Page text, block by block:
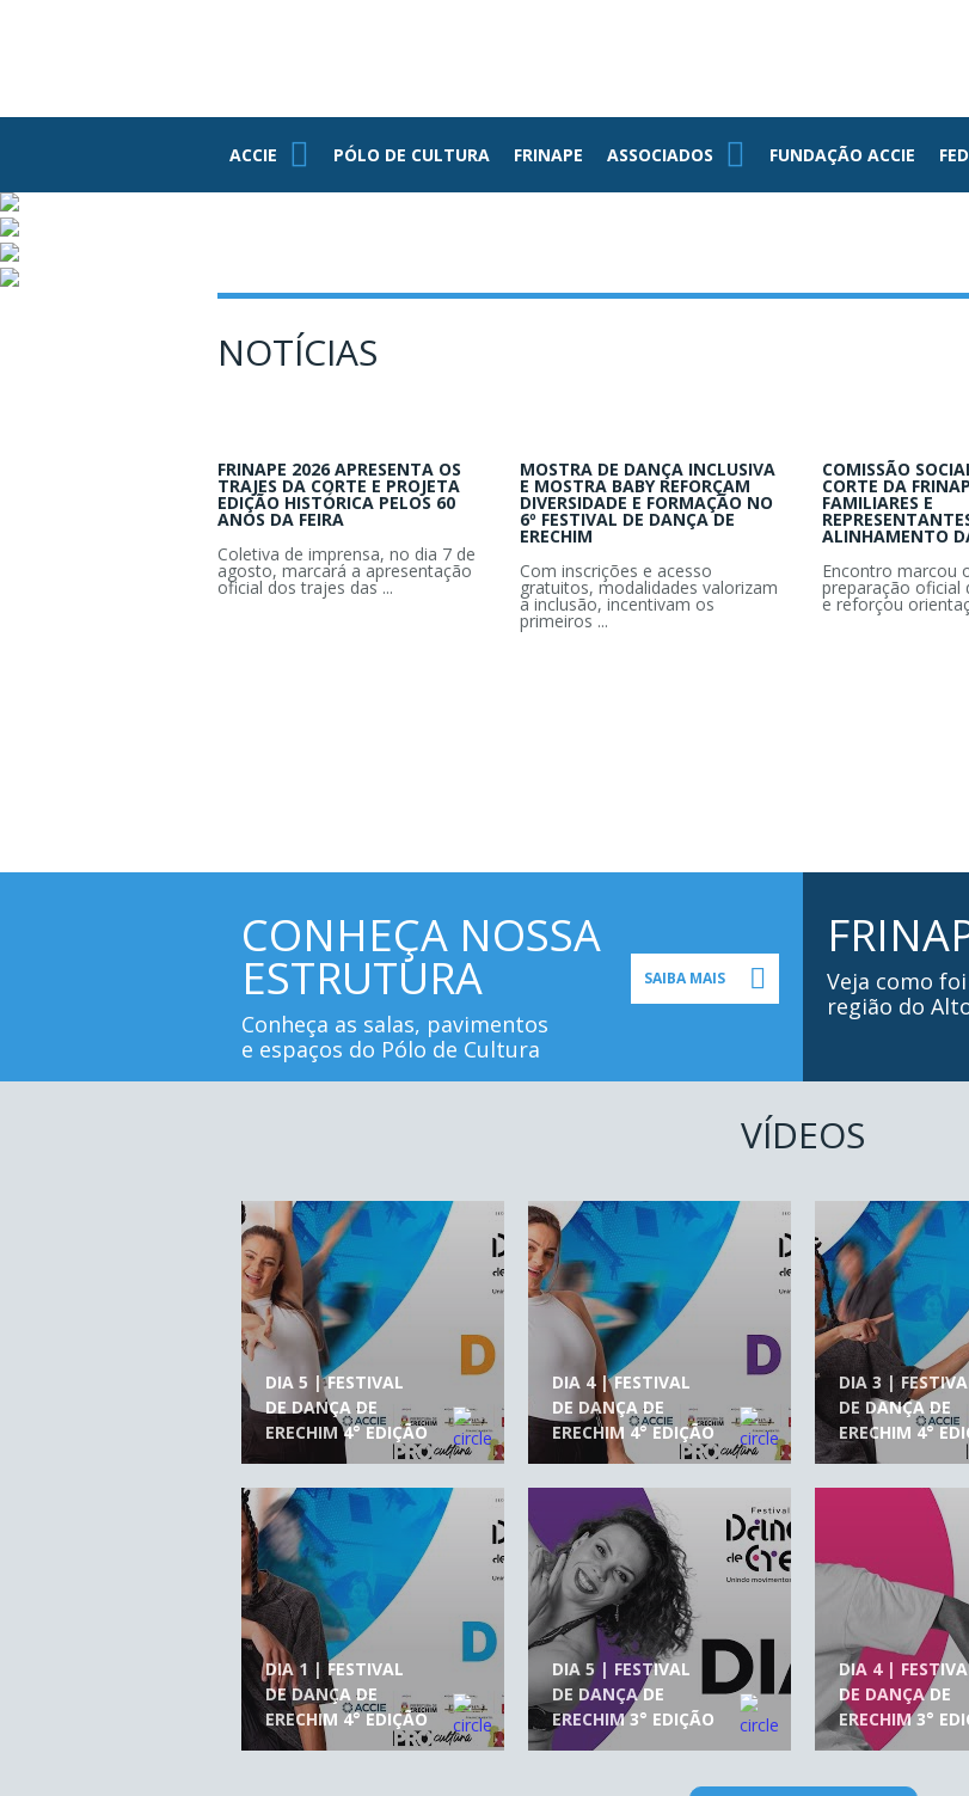
ACCIE
ACCIE PÓLO DE CULTURA FRINAPE ASSOCIADOS FUNDAÇÃO ACCIE
NOTÍCIAS
FRINAPE 2026 APRESENTA OS
TRAJES DA CORTE E PROJETA
EDIÇÃO HISTÓRICA PELOS 60
ANOS DA FEIRA
Coletiva de imprensa, no dia 7 de
agosto, marcará a apresentação
oficial dos trajes das ...
MOSTRA DE DANÇA INCLUSIVA
E MOSTRA BABY REFORÇAM
DIVERSIDADE E FORMAÇÃO NO
6º FESTIVAL DE DANÇA DE
ERECHIM
Com inscrições e acesso
gratuitos, modalidades valorizam
a inclusão, incentivam os
primeiros ...
COMISSÃO
CORTE DA
FAMILIARES E
ALINHAMENTO
Encontro marcou
preparação oficial
e reforçou
CONHEÇA NOSSA
ESTRUTURA
Conheça as salas, pavimentos
e espaços do Pólo de Cultura
SAIBA MAIS
Veja como
região do
VÍDEOS
DIA 5 | FESTIVAL
DE DANÇA DE
ERECHIM 4° EDIÇÃO
DIA 4 | FESTIVAL
DE DANÇA DE
ERECHIM 4° EDIÇÃO
DIA 3 |
DE DANÇA DE
ERECHIM 4°
DIA 1 | FESTIVAL
DE DANÇA DE
ERECHIM 4° EDIÇÃO
DIA 5 | FESTIVAL
DE DANÇA DE
ERECHIM 3° EDIÇÃO
DIA 4 |
DE DANÇA DE
ERECHIM 3°